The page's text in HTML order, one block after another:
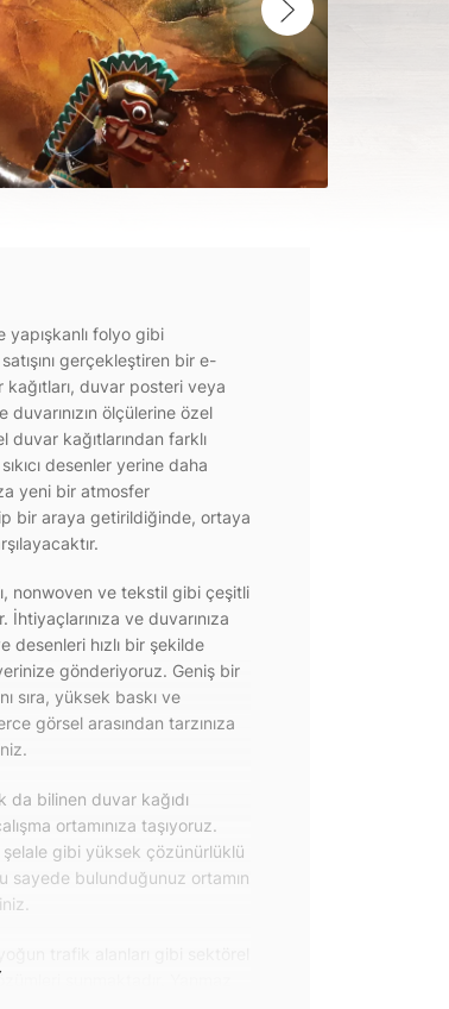
yapışkanlı folyo gibi
gerçekleştiren bir e-
duvar posteri veya
ölçülerine özel
kağıtlarından farklı
desenler yerine daha
yeni bir atmosfer
bir araya getirildiğinde, ortaya
nonwoven ve tekstil gibi çeşitli
ve duvarınıza
desenleri hızlı bir şekilde
gönderiyoruz. Geniş bir
sıra, yüksek baskı ve
görsel arasından tarzınıza
da bilinen duvar kağıdı
ortamınıza taşıyoruz.
gibi yüksek çözünürlüklü
sayede bulunduğunuz ortamın
sunmaktadır. Yanmaz